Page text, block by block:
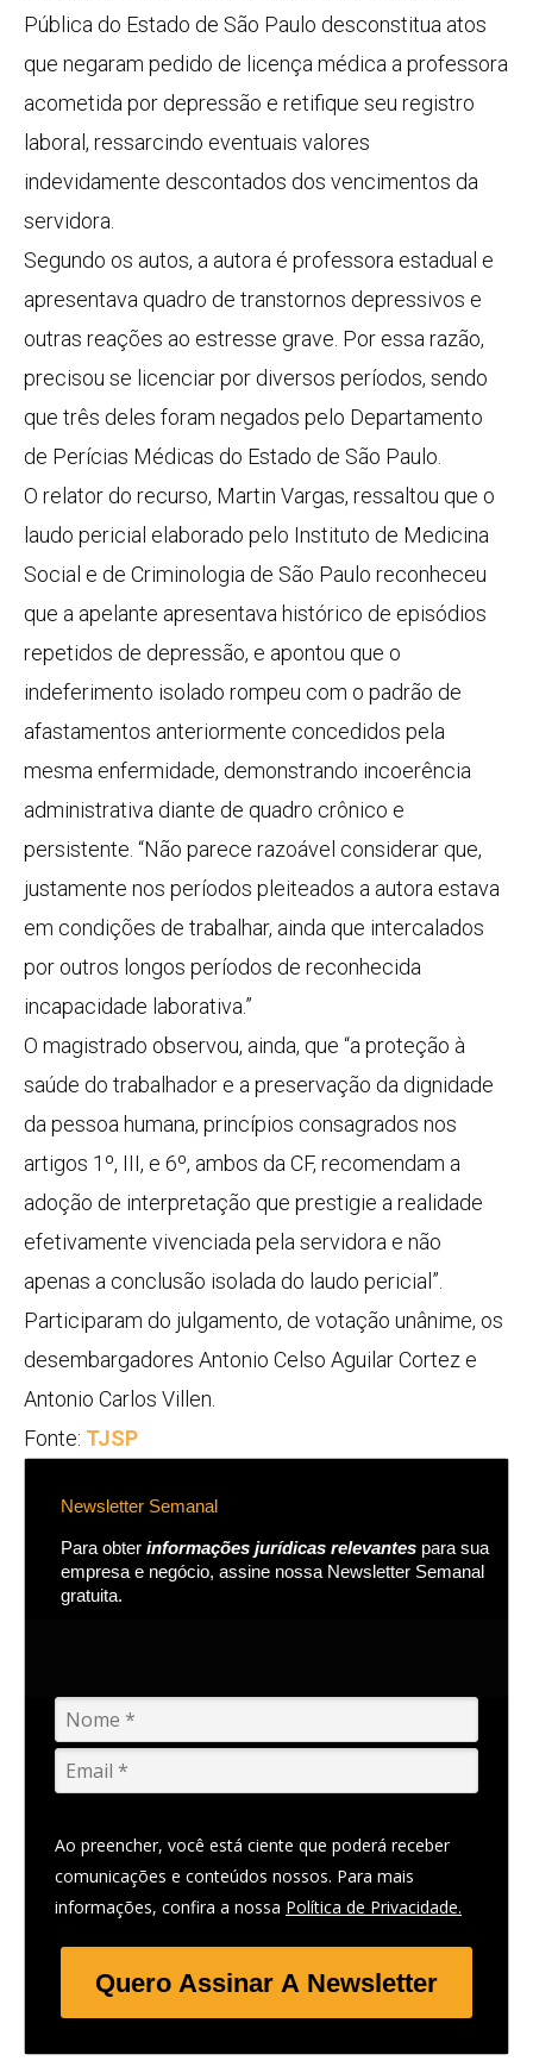
Pública do Estado de São Paulo desconstitua atos
que negaram pedido de licença médica a professora
acometida por depressão e retifique seu registro
laboral, ressarcindo eventuais valores
indevidamente descontados dos vencimentos da
servidora.
Segundo os autos, a autora é professora estadual e
apresentava quadro de transtornos depressivos e
outras reações ao estresse grave. Por essa razão,
precisou se licenciar por diversos períodos, sendo
que três deles foram negados pelo Departamento
de Perícias Médicas do Estado de São Paulo.
O relator do recurso, Martin Vargas, ressaltou que o
laudo pericial elaborado pelo Instituto de Medicina
Social e de Criminologia de São Paulo reconheceu
que a apelante apresentava histórico de episódios
repetidos de depressão, e apontou que o
indeferimento isolado rompeu com o padrão de
afastamentos anteriormente concedidos pela
mesma enfermidade, demonstrando incoerência
administrativa diante de quadro crônico e
persistente. “Não parece razoável considerar que,
justamente nos períodos pleiteados a autora estava
em condições de trabalhar, ainda que intercalados
por outros longos períodos de reconhecida
incapacidade laborativa.”
O magistrado observou, ainda, que “a proteção à
saúde do trabalhador e a preservação da dignidade
da pessoa humana, princípios consagrados nos
artigos 1º, III, e 6º, ambos da CF, recomendam a
adoção de interpretação que prestigie a realidade
efetivamente vivenciada pela servidora e não
apenas a conclusão isolada do laudo pericial”.
Participaram do julgamento, de votação unânime, os
desembargadores Antonio Celso Aguilar Cortez e
Antonio Carlos Villen.
Fonte: TJSP
Newsletter Semanal
Para obter informações jurídicas relevantes para sua
empresa e negócio, assine nossa Newsletter Semanal
gratuita.
Ao preencher, você está ciente que poderá receber
comunicações e conteúdos nossos. Para mais
informações, confira a nossa Política de Privacidade.
Quero Assinar A Newsletter